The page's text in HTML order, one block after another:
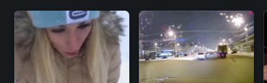
смотреть онлайн захватывающий документальный
сериал «Дорожные войны» (2009). Все серии
доступны в хорошем качестве.
Посмотреть онлайн 2 сезон сериала Дорожные